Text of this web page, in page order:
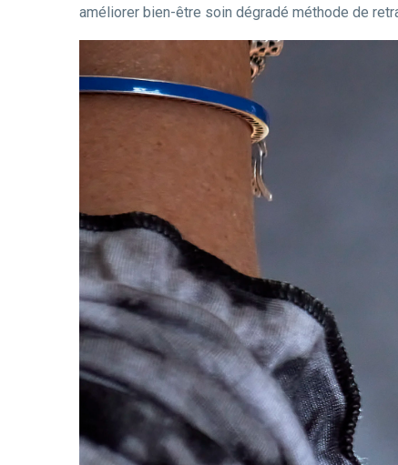
améliorer bien-être soin dégradé méthode de